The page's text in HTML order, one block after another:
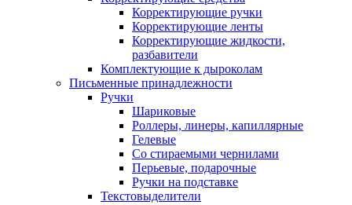
Корректирующие ручки
Корректирующие ленты
Корректирующие жидкости,
разбавители
Комплектующие к дыроколам
Письменные принадлежности
Ручки
Шариковые
Роллеры, линеры, капиллярные
Гелевые
Со стираемыми чернилами
Перьевые, подарочные
Ручки на подставке
Текстовыделители